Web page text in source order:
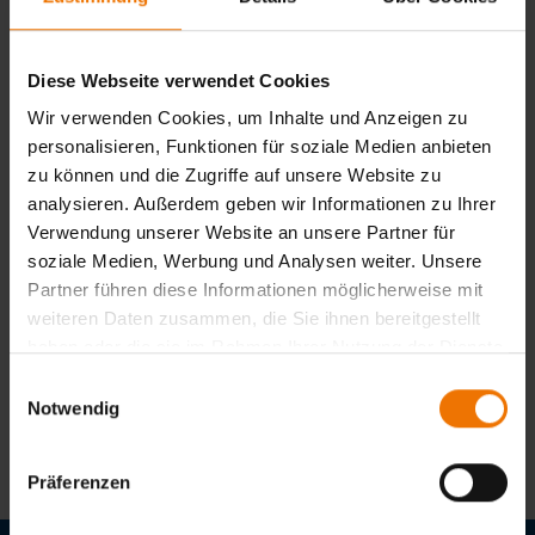
Diese Webseite verwendet Cookies
Wir verwenden Cookies, um Inhalte und Anzeigen zu
personalisieren, Funktionen für soziale Medien anbieten
zu können und die Zugriffe auf unsere Website zu
analysieren. Außerdem geben wir Informationen zu Ihrer
Verwendung unserer Website an unsere Partner für
soziale Medien, Werbung und Analysen weiter. Unsere
Partner führen diese Informationen möglicherweise mit
weiteren Daten zusammen, die Sie ihnen bereitgestellt
Notwendig
Präferenzen
Schweißerpüfungsbescheinigungen sind in Handwerk und
Teilnehmenden – ungeachtet ihres schulischen
Hintergrunds – reale Chancen auf dem Arbeitsmarkt. Die
Kooperation mit der JVA Hövelhof ist damit ein gelungenes
Beispiel für eine wirkungsvolle Verzahnung von
Strafvollzug, Bildung und beruflicher Integration.
News aus: SK Bielefeld
Ansprechpartner
+49 521 65044
kegel@dvs-bielefeld.de